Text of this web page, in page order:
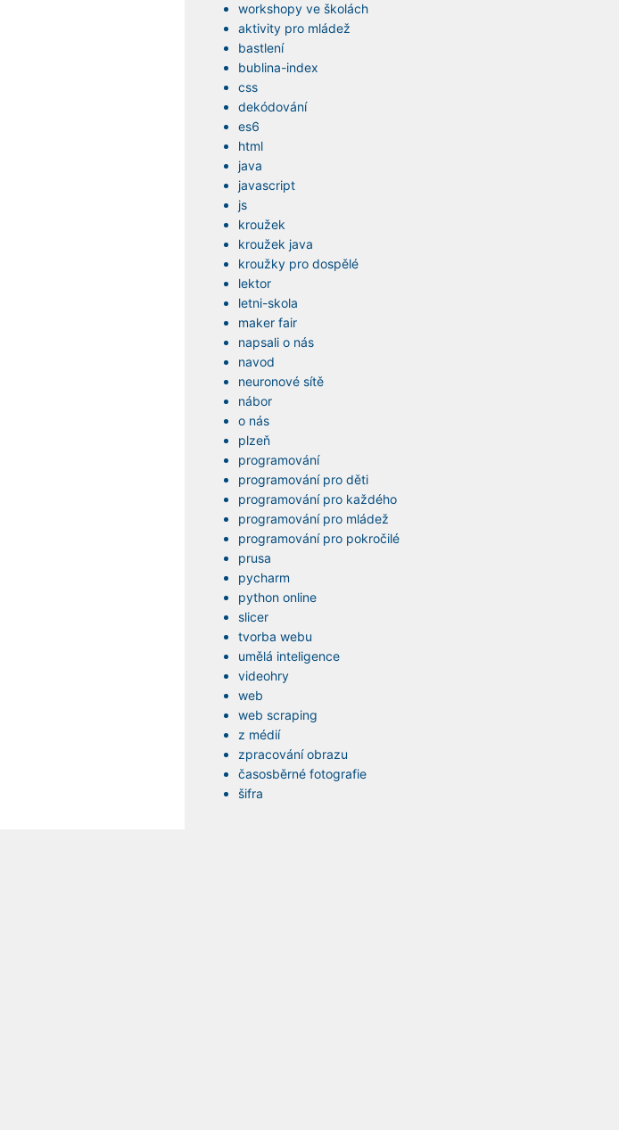
workshopy ve školách
aktivity pro mládež
bastlení
bublina-index
css
dekódování
es6
html
java
javascript
js
kroužek
kroužek java
kroužky pro dospělé
lektor
letni-skola
maker fair
napsali o nás
navod
neuronové sítě
nábor
o nás
plzeň
programování
programování pro děti
programování pro každého
programování pro mládež
programování pro pokročilé
prusa
pycharm
python online
slicer
tvorba webu
umělá inteligence
videohry
web
web scraping
z médií
zpracování obrazu
časosběrné fotografie
šifra